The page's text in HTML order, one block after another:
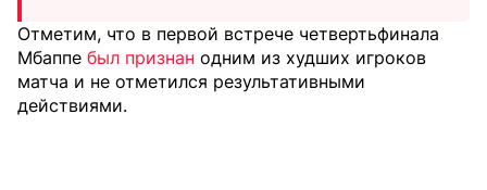
Отметим, что в первой встрече четвертьфинала
Мбаппе был признан одним из худших игроков
матча и не отметился результативными
действиями.